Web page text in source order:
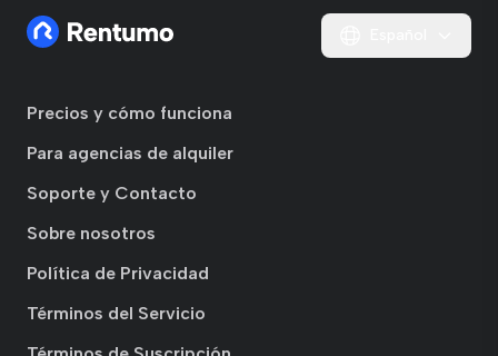
Precios y cómo funciona
Para agencias de alquiler
Soporte y Contacto
Sobre nosotros
Política de Privacidad
Términos del Servicio